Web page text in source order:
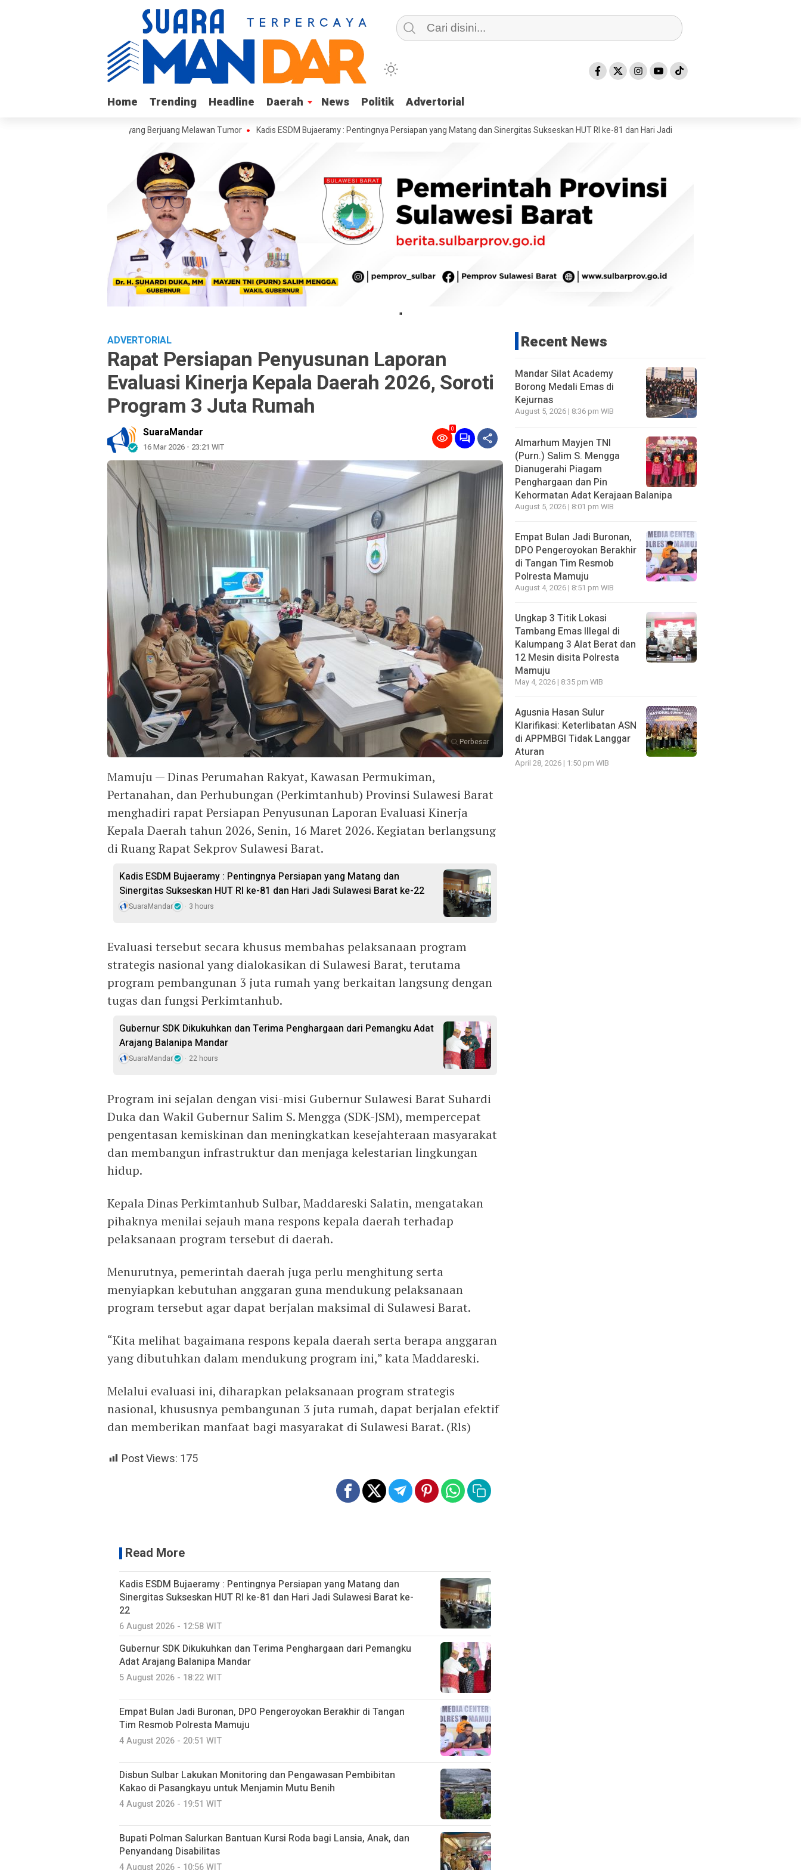
Home Trending Headline Daerah News Politik Advertorial
Home Trending Headline Daerah News Politik Advertorial
Arif, Remaja Kalukku yang Berjuang Melawan Tumor Kadis ESDM Bujaeramy : Pentingnya Persiapan yang Matang dan Sinergitas Sukseskan HUT RI ke-81 dan Hari Jadi Sulawesi Barat ke-22
"
ADVERTORIAL
Rapat Persiapan Penyusunan Laporan
Evaluasi Kinerja Kepala Daerah 2026, Soroti
Program 3 Juta Rumah
SuaraMandar
16 Mar 2026 - 23:21 WIT
0
Perbesar
Mamuju — Dinas Perumahan Rakyat, Kawasan Permukiman,
Pertanahan, dan Perhubungan (Perkimtanhub) Provinsi Sulawesi Barat
menghadiri rapat Persiapan Penyusunan Laporan Evaluasi Kinerja
Kepala Daerah tahun 2026, Senin, 16 Maret 2026. Kegiatan berlangsung
di Ruang Rapat Sekprov Sulawesi Barat.
Kadis ESDM Bujaeramy : Pentingnya Persiapan yang Matang dan
Sinergitas Sukseskan HUT RI ke-81 dan Hari Jadi Sulawesi Barat ke-22
SuaraMandar 3 hours
Evaluasi tersebut secara khusus membahas pelaksanaan program
strategis nasional yang dialokasikan di Sulawesi Barat, terutama
program pembangunan 3 juta rumah yang berkaitan langsung dengan
tugas dan fungsi Perkimtanhub.
Gubernur SDK Dikukuhkan dan Terima Penghargaan dari Pemangku Adat
Arajang Balanipa Mandar
SuaraMandar 22 hours
Program ini sejalan dengan visi-misi Gubernur Sulawesi Barat Suhardi
Duka dan Wakil Gubernur Salim S. Mengga (SDK-JSM), mempercepat
pengentasan kemiskinan dan meningkatkan kesejahteraan masyarakat
dan membangun infrastruktur dan menjaga kelestarian lingkungan
hidup.
Kepala Dinas Perkimtanhub Sulbar, Maddareski Salatin, mengatakan
pihaknya menilai sejauh mana respons kepala daerah terhadap
pelaksanaan program tersebut di daerah.
Menurutnya, pemerintah daerah juga perlu menghitung serta
menyiapkan kebutuhan anggaran guna mendukung pelaksanaan
program tersebut agar dapat berjalan maksimal di Sulawesi Barat.
“Kita melihat bagaimana respons kepala daerah serta berapa anggaran
yang dibutuhkan dalam mendukung program ini,” kata Maddareski.
Melalui evaluasi ini, diharapkan pelaksanaan program strategis
nasional, khususnya pembangunan 3 juta rumah, dapat berjalan efektif
dan memberikan manfaat bagi masyarakat di Sulawesi Barat. (Rls)
Post Views: 175
Read More
Kadis ESDM Bujaeramy : Pentingnya Persiapan yang Matang dan
Sinergitas Sukseskan HUT RI ke-81 dan Hari Jadi Sulawesi Barat ke-
22
6 August 2026 - 12:58 WIT
Gubernur SDK Dikukuhkan dan Terima Penghargaan dari Pemangku
Adat Arajang Balanipa Mandar
5 August 2026 - 18:22 WIT
Empat Bulan Jadi Buronan, DPO Pengeroyokan Berakhir di Tangan
Tim Resmob Polresta Mamuju
4 August 2026 - 20:51 WIT
Disbun Sulbar Lakukan Monitoring dan Pengawasan Pembibitan
Kakao di Pasangkayu untuk Menjamin Mutu Benih
4 August 2026 - 19:51 WIT
Bupati Polman Salurkan Bantuan Kursi Roda bagi Lansia, Anak, dan
Penyandang Disabilitas
4 August 2026 - 10:56 WIT
Recent News
Mandar Silat Academy
Borong Medali Emas di
Kejurnas
August 5, 2026 | 8:36 pm WIB
Almarhum Mayjen TNI
(Purn.) Salim S. Mengga
Dianugerahi Piagam
Penghargaan dan Pin
Kehormatan Adat Kerajaan Balanipa
August 5, 2026 | 8:01 pm WIB
Empat Bulan Jadi Buronan,
DPO Pengeroyokan Berakhir
di Tangan Tim Resmob
Polresta Mamuju
August 4, 2026 | 8:51 pm WIB
Ungkap 3 Titik Lokasi
Tambang Emas Illegal di
Kalumpang 3 Alat Berat dan
12 Mesin disita Polresta
Mamuju
May 4, 2026 | 8:35 pm WIB
Agusnia Hasan Sulur
Klarifikasi: Keterlibatan ASN
di APPMBGI Tidak Langgar
Aturan
April 28, 2026 | 1:50 pm WIB